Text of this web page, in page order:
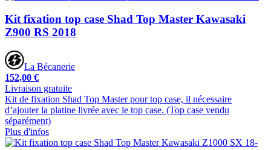
Kit fixation top case Shad Top Master Kawasaki
Z900 RS 2018
La Bécanerie
152,00 €
Livraison gratuite
Kit de fixation Shad Top Master pour top case, il nécessaire
d’ajouter la platine livrée avec le top case. (Top case vendu
séparément)
Plus d'infos